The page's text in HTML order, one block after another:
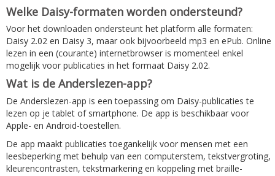
Welke Daisy-formaten worden ondersteund?
Voor het downloaden ondersteunt het platform alle formaten:
Daisy 2.02 en Daisy 3, maar ook bijvoorbeeld mp3 en ePub. Online
lezen in een (courante) internetbrowser is momenteel enkel
mogelijk voor publicaties in het formaat Daisy 2.02.
Wat is de Anderslezen-app?
De Anderslezen-app is een toepassing om Daisy-publicaties te
lezen op je tablet of smartphone. De app is beschikbaar voor
Apple- en Android-toestellen.
De app maakt publicaties toegankelijk voor mensen met een
leesbeperking met behulp van een computerstem, tekstvergroting,
kleurencontrasten, tekstmarkering en koppeling met braille-